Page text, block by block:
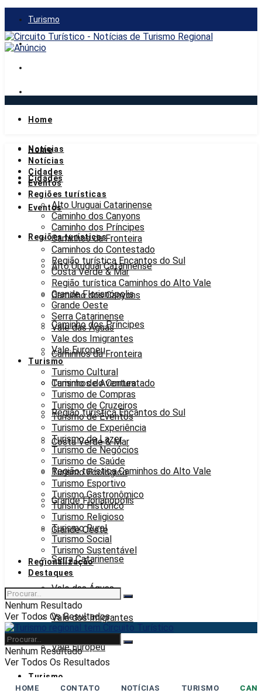
Turismo
Gastronomia
quinta-feira, 6 de agosto de 2026
Home
Notícias
Cidades
Eventos
Regiões turísticas
Alto Uruguai Catarinense
Caminho dos Canyons
Caminho dos Príncipes
Caminhos da Fronteira
Caminhos do Contestado
Região turística Encantos do Sul
Costa Verde & Mar
Região turística Caminhos do Alto Vale
Grande Florianópolis
Grande Oeste
Serra Catarinense
Vale das Águas
Vale dos Imigrantes
Vale Europeu
Turismo
Home
Notícias
Cidades
Eventos
Regiões turísticas
Alto Uruguai Catarinense
Caminho dos Canyons
Caminho dos Príncipes
Caminhos da Fronteira
Caminhos do Contestado
Região turística Encantos do Sul
Costa Verde & Mar
Região turística Caminhos do Alto Vale
Grande Florianópolis
Grande Oeste
Serra Catarinense
Vale das Águas
Vale dos Imigrantes
Vale Europeu
Turismo
Turismo Cultural
Turismo de Aventura
Turismo de Compras
Turismo de Cruzeiros
Turismo de Eventos
Turismo de Experiência
Turismo de Lazer
Turismo de Negócios
Turismo de Saúde
Turismo Ecológico
Turismo Esportivo
Turismo Gastronômico
Turismo Histórico
Turismo Religioso
Turismo Rural
Turismo Social
Turismo Sustentável
Regionalização
Destaques
Nenhum Resultado
Ver Todos Os Resultados
Nenhum Resultado
Ver Todos Os Resultados
HOME CONTATO NOTÍCIAS TURISMO